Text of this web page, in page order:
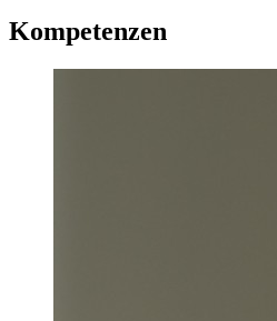
Kompetenzen